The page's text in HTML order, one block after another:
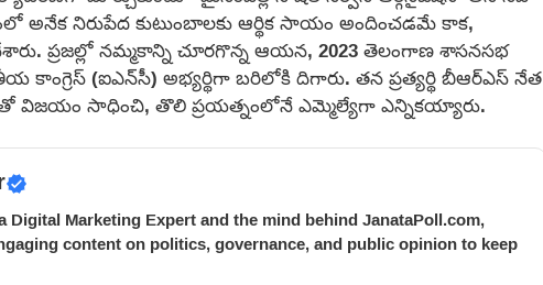
నిరుపేద కుటుంబాలకు ఆర్థిక సాయం అందించడమే కాక,
ప్రజల్లో నమ్మకాన్ని చూరగొన్న ఆయన, 2023 తెలంగాణ శాసనసభ
(ఐఎన్‌సీ) అభ్యర్థిగా బరిలోకి దిగారు. తన ప్రత్యర్థి బీఆర్ఎస్ నేత
విజయం సాధించి, తొలి ప్రయత్నంలోనే ఎమ్మెల్యేగా ఎన్నికయ్యారు.
Digital Marketing Expert and the mind behind JanataPoll.com,
content on politics, governance, and public opinion to keep